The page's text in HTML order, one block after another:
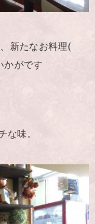
新たなお料理(
かがです
な味。